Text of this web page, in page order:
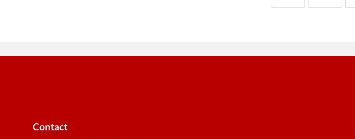
Contact